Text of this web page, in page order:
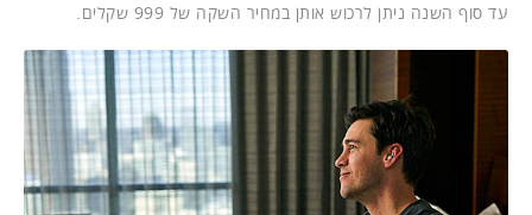
עד סוף השנה ניתן לרכוש אותן במחיר השקה של 999 שקלים.